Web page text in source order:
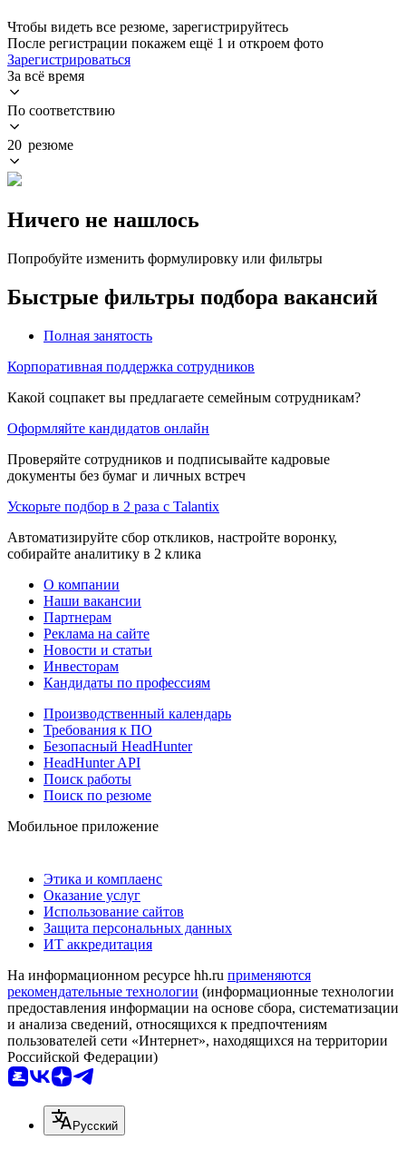
Чтобы видеть все резюме, зарегистрируйтесь
После регистрации покажем ещё 1 и откроем фото
Зарегистрироваться
За всё время
По соответствию
20 резюме
Ничего не нашлось
Попробуйте изменить формулировку или фильтры
Быстрые фильтры подбора вакансий
Полная занятость
Корпоративная поддержка сотрудников
Какой соцпакет вы предлагаете семейным сотрудникам?
Оформляйте кандидатов онлайн
Проверяйте сотрудников и подписывайте кадровые
документы без бумаг и личных встреч
Ускорьте подбор в 2 раза с Talantix
Автоматизируйте сбор откликов, настройте воронку,
собирайте аналитику в 2 клика
О компании
Наши вакансии
Партнерам
Реклама на сайте
Новости и статьи
Инвесторам
Кандидаты по профессиям
Производственный календарь
Требования к ПО
Безопасный HeadHunter
HeadHunter API
Поиск работы
Поиск по резюме
Мобильное приложение
Этика и комплаенс
Оказание услуг
Использование сайтов
Защита персональных данных
ИТ аккредитация
На информационном ресурсе hh.ru применяются
рекомендательные технологии (информационные технологии
предоставления информации на основе сбора, систематизации
и анализа сведений, относящихся к предпочтениям
пользователей сети «Интернет», находящихся на территории
Российской Федерации)
Русский